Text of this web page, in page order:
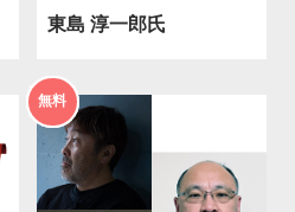
東島 淳一郎氏
2026年
度
無料